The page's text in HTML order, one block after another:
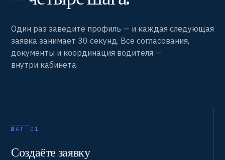
Один раз заведите профиль — и каждая следующая
заявка занимает 30 секунд. Все согласования,
документы и координация водителя —
внутри кабинета.
ШАГ 01
Создаёте заявку